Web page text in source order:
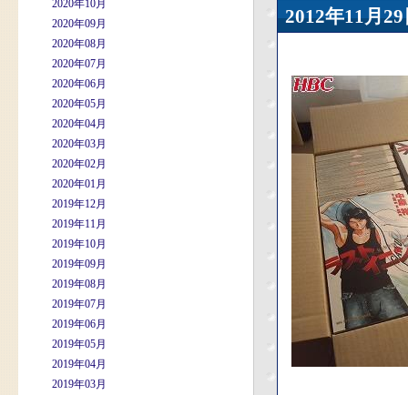
2020年10月
2020年09月
2020年08月
2020年07月
2020年06月
2020年05月
2020年04月
2020年03月
2020年02月
2020年01月
2019年12月
2019年11月
2019年10月
2019年09月
2019年08月
2019年07月
2019年06月
2019年05月
2019年04月
2019年03月
2012年11